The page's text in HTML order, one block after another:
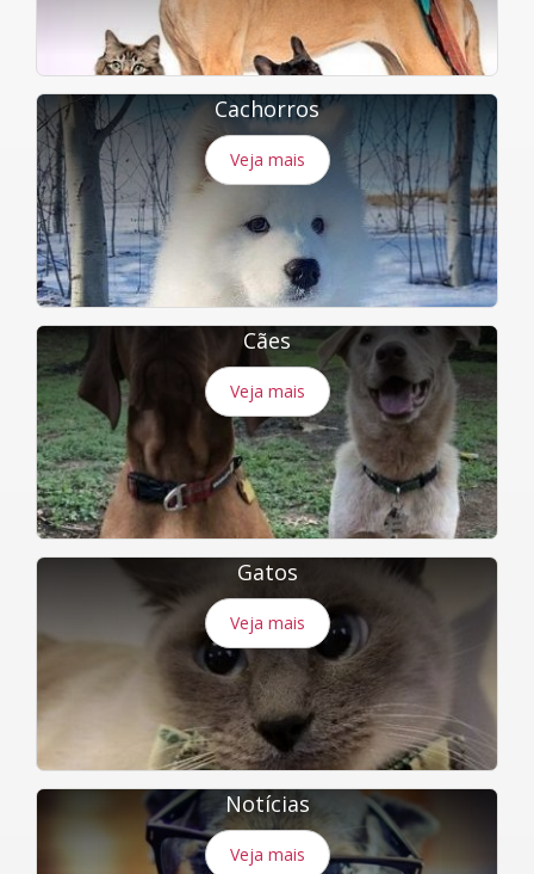
Cachorros
Veja mais
Cães
Veja mais
Gatos
Veja mais
Notícias
Veja mais